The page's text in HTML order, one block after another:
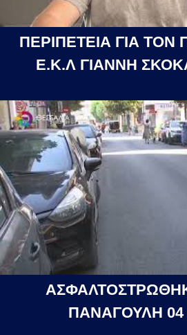
ΠΕΡΙΠΕΤΕΙΑ ΓΙΑ
Ε.Κ.Λ ΓΙΑΝΝΗ
ΠΑΝΑΓΟΥΛΗ 04